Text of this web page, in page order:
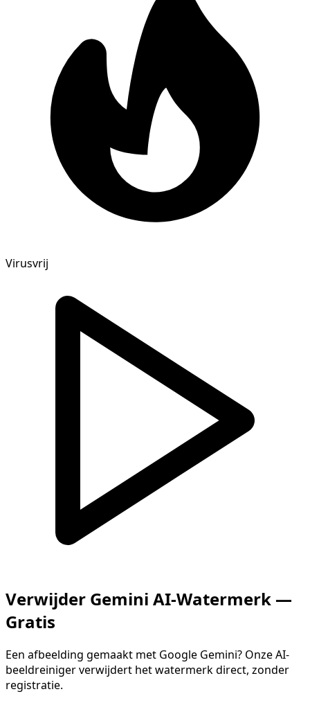
Virusvrij
Verwijder Gemini AI-Watermerk —
Gratis
Een afbeelding gemaakt met Google Gemini? Onze AI-
beeldreiniger verwijdert het watermerk direct, zonder
registratie.